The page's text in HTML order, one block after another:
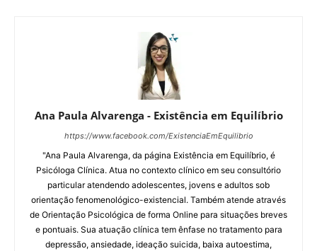
Ana Paula Alvarenga - Existência em Equilíbrio
https://www.facebook.com/ExistenciaEmEquilibrio
"Ana Paula Alvarenga, da página Existência em Equilíbrio, é
Psicóloga Clínica. Atua no contexto clínico em seu consultório
particular atendendo adolescentes, jovens e adultos sob
orientação fenomenológico-existencial. Também atende através
de Orientação Psicológica de forma Online para situações breves
e pontuais. Sua atuação clínica tem ênfase no tratamento para
depressão, ansiedade, ideação suicida, baixa autoestima,